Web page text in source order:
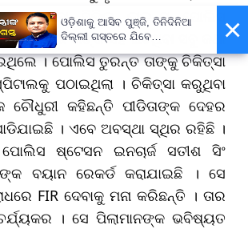
ଥିବା ସିଭିଲ ଲାଇନ୍ସ ପୋଲିସ
। ଆଉ ତାଙ୍କ ସହ ଘଟିଥିବା ସବୁ କଥା
। ପୋଲିସ ତୁରନ୍ତ ତାଙ୍କୁ ଚିକିତ୍ସା
ପଠାଇଥିଲା । ଚିକିତ୍ସା କରୁଥିବା
ଚୌଧୁରୀ କହିଛନ୍ତି ପୀଡିତାଙ୍କ ଦେହର
। ଏବେ ଅବସ୍ଥା ସ୍ଥିର ରହିଛି ।
ଷ୍ଟେସନ ଇନଚାର୍ଜ ସତୀଶ ସିଂ
ବୟାନ ରେକର୍ଡ କରାଯାଇଛି । ସେ
FIR ଦେବାକୁ ମନା କରିଛନ୍ତି । ତାର
। ସେ ପିଲାମାନଙ୍କ ଭବିଷ୍ୟତ
×
ଓଡ଼ିଶାକୁ ଆସିବ ପୁଞ୍ଜି, ତିନିଦିନିଆ
ଦିଲ୍ଲୀ ଗସ୍ତରେ ଯିବେ
ମୁଖ୍ୟମନ୍ତ୍ରୀ ମୋହନ ମାଝୀ